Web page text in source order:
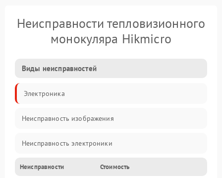
Неисправности тепловизионного
монокуляра Hikmicro
Виды неисправностей
Электроника
Неисправность изображения
Неисправность электроники
Электропитание
Неисправности Стоимость